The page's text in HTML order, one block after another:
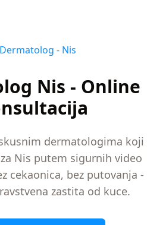
Dermatolog - Nis
Nis - Online
dermatologima koji
Nis putem sigurnih video
cekaonica, bez putovanja -
zastita od kuce.